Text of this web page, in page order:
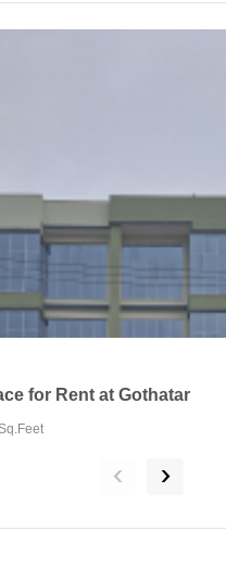
for Rent at Gothatar
‹ ›